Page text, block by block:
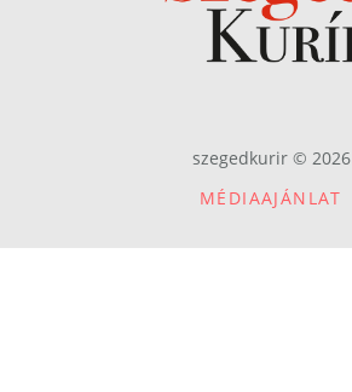
szegedkurir © 2026
MÉDIAAJÁNLAT